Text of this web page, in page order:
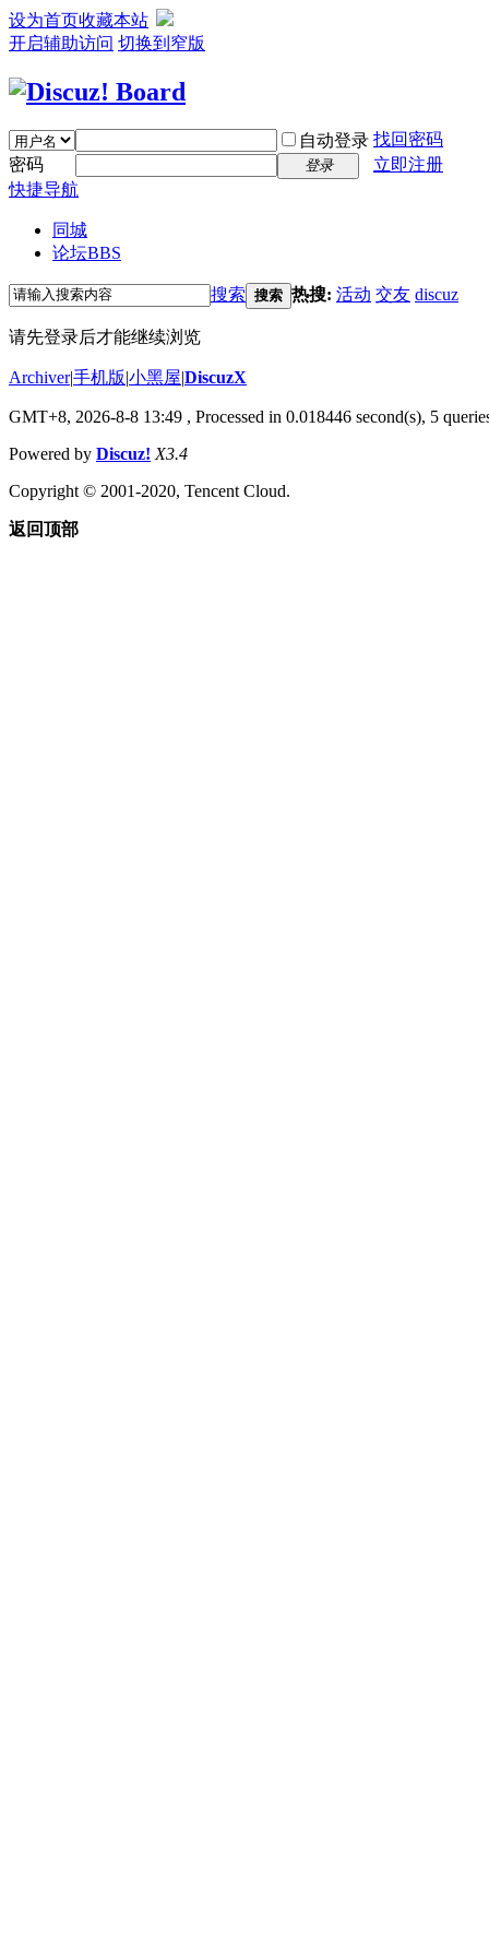
设为首页收藏本站
开启辅助访问 切换到窄版
自动登录 找回密码
密码
登录
立即注册
快捷导航
同城
论坛BBS
搜索 搜索 热搜: 活动 交友 discuz
请先登录后才能继续浏览
Archiver|手机版|小黑屋|DiscuzX
GMT+8, 2026-8-8 13:49 , Processed in 0.018446 second(s), 5
Powered by Discuz! X3.4
Copyright © 2001-2020, Tencent Cloud.
返回顶部